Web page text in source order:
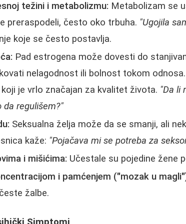
težini i metabolizmu: Metabolizam se
preraspodeli, često oko trbuha. "Ugojila
koje se često postavlja.
Pad estrogena može dovesti do
nelagodnost ili bolnost tokom
je vrlo značajan za kvalitet života. "Da li
da regulišem?"
Seksualna želja može da se smanji, ali
kaže: "Pojačava mi se potreba za
i mišićima: Učestale su pojedine žene
i pamćenjem ("mozak u
žalbe.